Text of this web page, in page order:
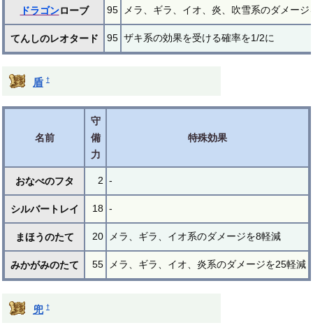
ドラゴンローブ 95 メラ、ギラ、イオ、炎、吹雪系のダメージ
てんしのレオタード 95 ザキ系の効果を受ける確率を1/2に
盾 †
名前
守
備
力
特殊効果
おなべのフタ 2 -
シルバートレイ 18 -
まほうのたて 20 メラ、ギラ、イオ系のダメージを8軽減
みかがみのたて 55 メラ、ギラ、イオ、炎系のダメージを25軽減
兜 †